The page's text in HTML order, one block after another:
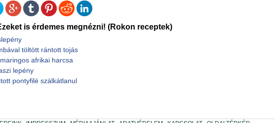
is érdemes megnézni! (Rokon receptek)
töltött rántott tojás
afrikai harcsa
lepény
pontyfilé szálkátlanul